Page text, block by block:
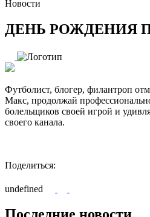
Новости
ДЕНЬ РОЖДЕНИЯ
Футболист, блогер, филантроп
Макс, продолжай
болельщиков своей игрой и
своего канала.
Поделиться:
undefined